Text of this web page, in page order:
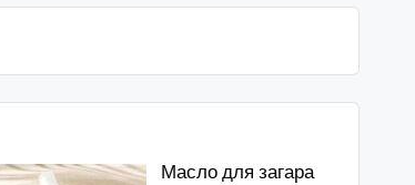
Масло для загара